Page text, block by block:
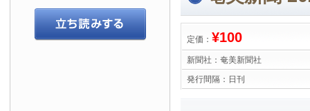
定価： ¥100
新聞社： 奄美新聞社
発行間隔： 日刊